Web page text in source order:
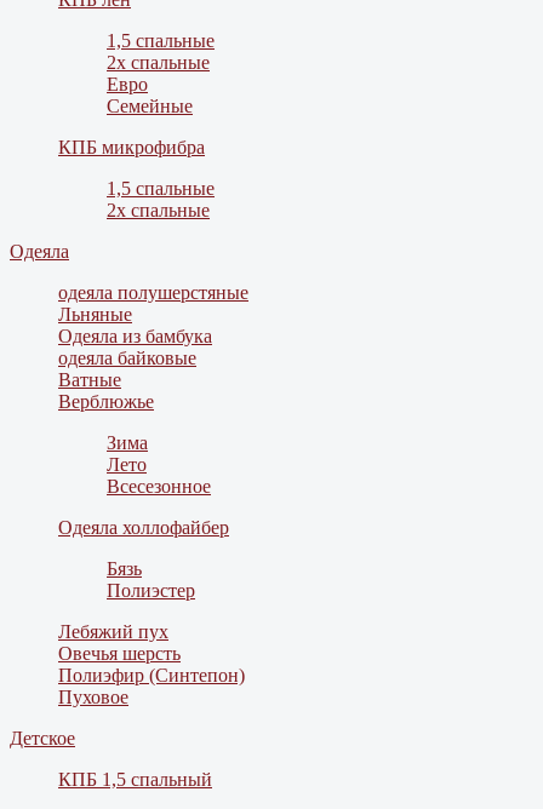
1,5 спальные
2х спальные
Евро
Семейные
КПБ микрофибра
1,5 спальные
2х спальные
Одеяла
одеяла полушерстяные
Льняные
Одеяла из бамбука
одеяла байковые
Ватные
Верблюжье
Зима
Лето
Всесезонное
Одеяла холлофайбер
Бязь
Полиэстер
Лебяжий пух
Овечья шерсть
Полиэфир (Синтепон)
Пуховое
Детское
КПБ 1,5 спальный